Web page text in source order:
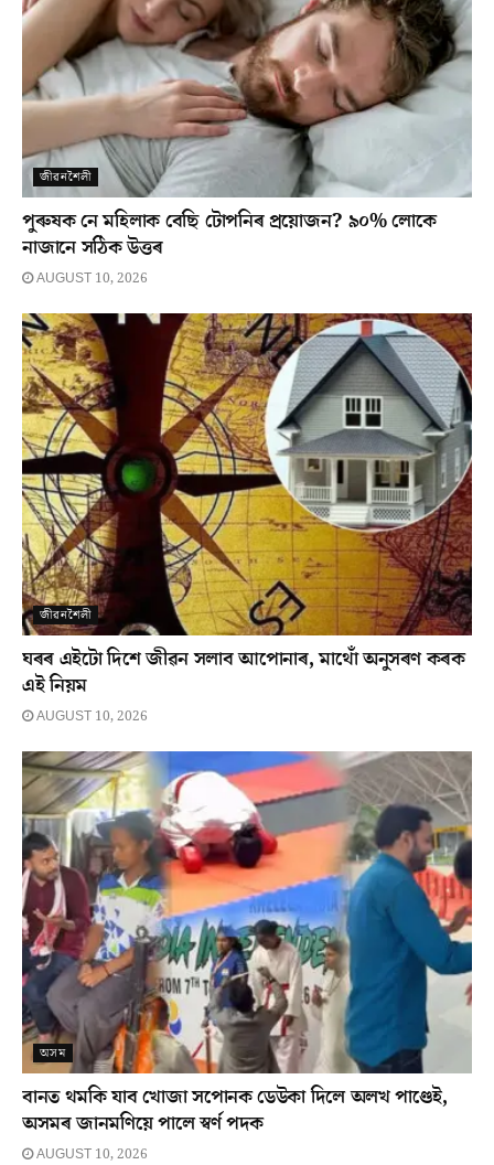
জীৱনশৈলী
পুৰুষক নে মহিলাক বেছি টোপনিৰ প্ৰয়োজন? ৯০% লোকে
নাজানে সঠিক উত্তৰ
AUGUST 10, 2026
জীৱনশৈলী
ঘৰৰ এইটো দিশে জীৱন সলাব আপোনাৰ, মাথোঁ অনুসৰণ কৰক
এই নিয়ম
AUGUST 10, 2026
অসম
বানত থমকি যাব খোজা সপোনক ডেউকা দিলে অলখ পাণ্ডেই,
অসমৰ জানমণিয়ে পালে স্বৰ্ণ পদক
AUGUST 10, 2026